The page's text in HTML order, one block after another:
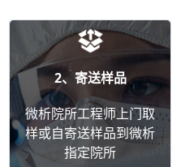
2、寄送样品
微析院所工程师上门取
样或自寄送样品到微析
指定院所